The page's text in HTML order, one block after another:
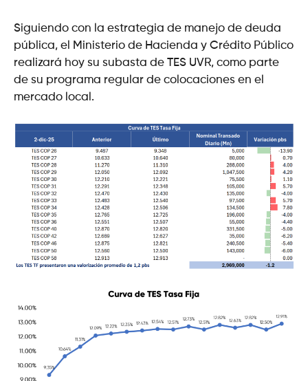
Siguiendo con la estrategia de manejo de deuda
pública, el Ministerio de Hacienda y Crédito Público
realizará hoy su subasta de TES UVR, como parte
de su programa regular de colocaciones en el
mercado local.